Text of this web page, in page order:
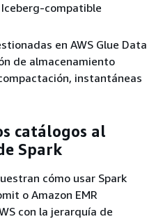
compatible
en AWS Glue Data
de almacenamiento
instantáneas
catálogos al
Spark
cómo usar Spark
o Amazon EMR
con la jerarquía de